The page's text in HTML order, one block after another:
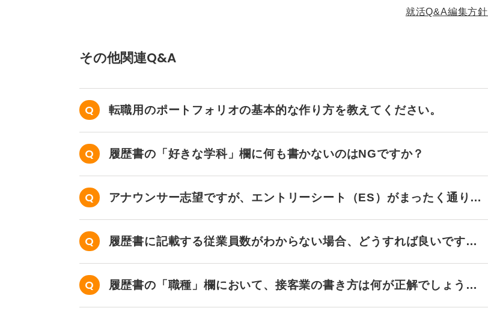
就活Q&A編集方針
その他関連Q&A
転職用のポートフォリオの基本的な作り方を教えてください。
履歴書の「好きな学科」欄に何も書かないのはNGですか？
アナウンサー志望ですが、エントリーシート（ES）がまったく通りま
せん……。
履歴書に記載する従業員数がわからない場合、どうすれば良いです
か？
履歴書の「職種」欄において、接客業の書き方は何が正解でしょう
か？